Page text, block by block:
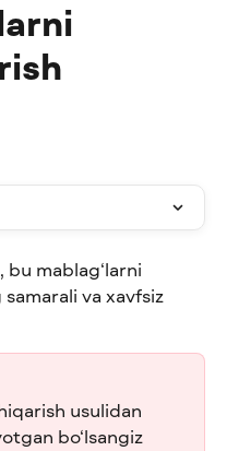
bu mablag‘larni
va xavfsiz
usulidan
bo‘lsangiz